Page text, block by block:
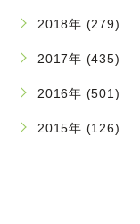
2018年 (279)
2017年 (435)
2016年 (501)
2015年 (126)